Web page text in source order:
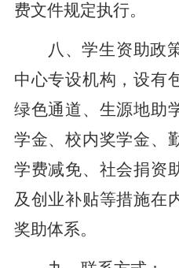
费文件规定执行。
八、学生资助政
中心专设机构，设有
绿色通道、生源地助
学金、校内奖学金、
学费减免、社会捐资
及创业补贴等措施在
奖助体系。